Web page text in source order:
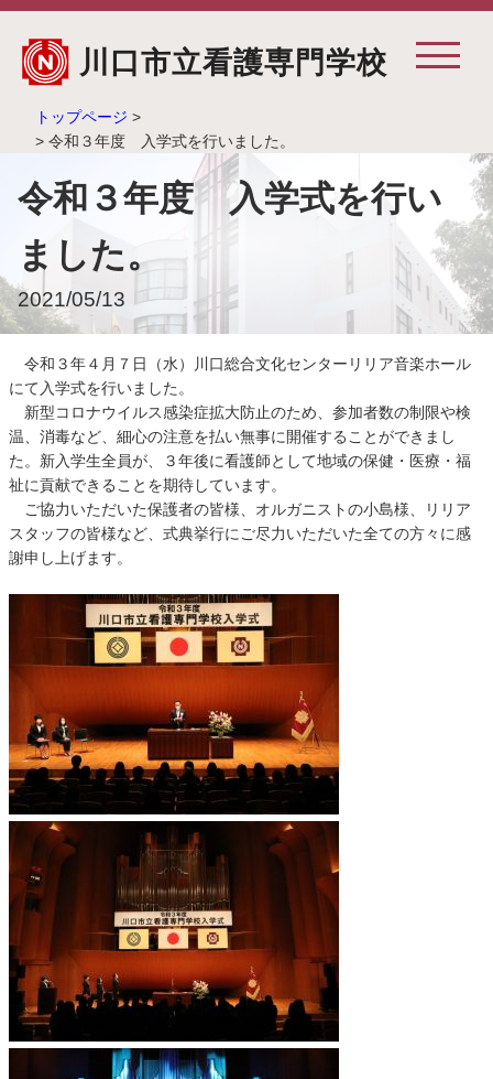
川口市立看護専門学校
トップページ >
> 令和３年度 入学式を行いました。
令和３年度 入学式を行い
ました。
2021/05/13
令和３年４月７日（水）川口総合文化センターリリア音楽ホール
にて入学式を行いました。
新型コロナウイルス感染症拡大防止のため、参加者数の制限や検
温、消毒など、細心の注意を払い無事に開催することができまし
た。新入学生全員が、３年後に看護師として地域の保健・医療・福
祉に貢献できることを期待しています。
ご協力いただいた保護者の皆様、オルガニストの小島様、リリア
スタッフの皆様など、式典挙行にご尽力いただいた全ての方々に感
謝申し上げます。